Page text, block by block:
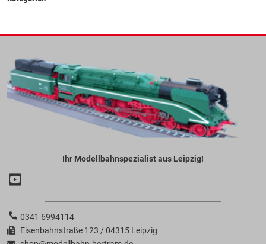
Ihr Modellbahnspezialist aus Leipzig!
0341 6994114
Eisenbahnstraße 123 / 04315 Leipzig